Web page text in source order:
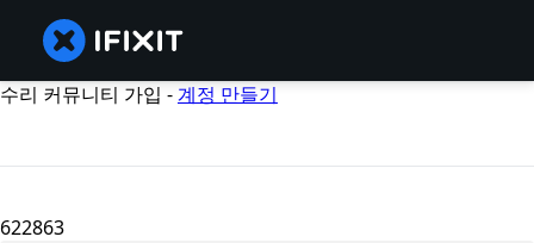
수리 커뮤니티 가입 -계정 만들기
622863